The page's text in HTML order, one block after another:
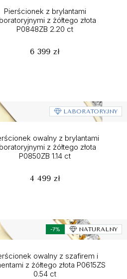
Pierścionek z brylantami
z żółtego złota
P0848ZB 2.20 ct
6 399 zł
LABORATORYJNY
owalny z brylantami
z żółtego złota
P0850ZB 1.14 ct
4 499 zł
-7% NATURALNY
owalny z szafirem i
z żółtego złota P0615ZS
0.54 ct